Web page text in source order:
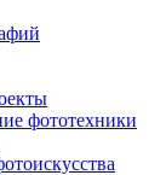
фототехники